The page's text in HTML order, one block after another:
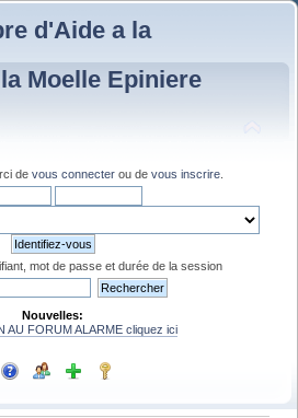
d'Aide a la
Moelle Epiniere
de vous connecter ou de vous inscrire
mot de passe et durée de la session
Nouvelles:
AU FORUM ALARME cliquez ici